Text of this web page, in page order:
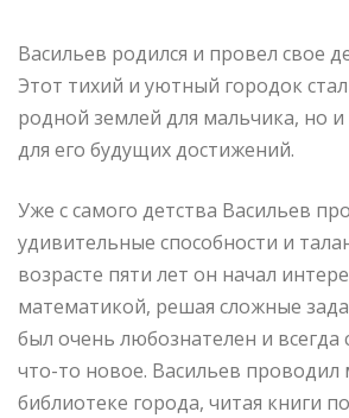
Васильев родился и провел свое
Этот тихий и уютный городок
родной землей для мальчика, но
для его будущих достижений.
Уже с самого детства Васильев
удивительные способности и
возрасте пяти лет он начал
математикой, решая сложные
был очень любознателен и всегда
что-то новое. Васильев
библиотеке города, читая книги